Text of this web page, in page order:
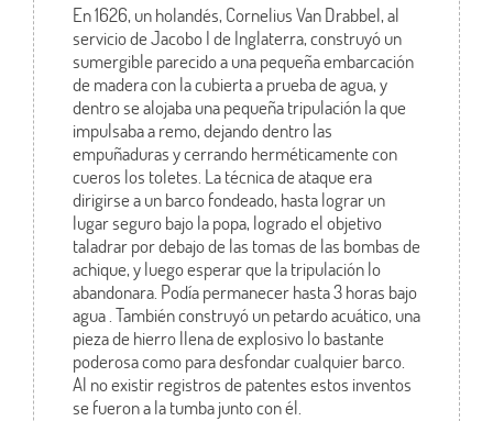
En 1626, un holandés, Cornelius Van Drabbel, al
servicio de Jacobo I de Inglaterra, construyó un
sumergible parecido a una pequeña embarcación
de madera con la cubierta a prueba de agua, y
dentro se alojaba una pequeña tripulación la que
impulsaba a remo, dejando dentro las
empuñaduras y cerrando herméticamente con
cueros los toletes. La técnica de ataque era
dirigirse a un barco fondeado, hasta lograr un
lugar seguro bajo la popa, logrado el objetivo
taladrar por debajo de las tomas de las bombas de
achique, y luego esperar que la tripulación lo
abandonara. Podía permanecer hasta 3 horas bajo
agua . También construyó un petardo acuático, una
pieza de hierro llena de explosivo lo bastante
poderosa como para desfondar cualquier barco.
Al no existir registros de patentes estos inventos
se fueron a la tumba junto con él.